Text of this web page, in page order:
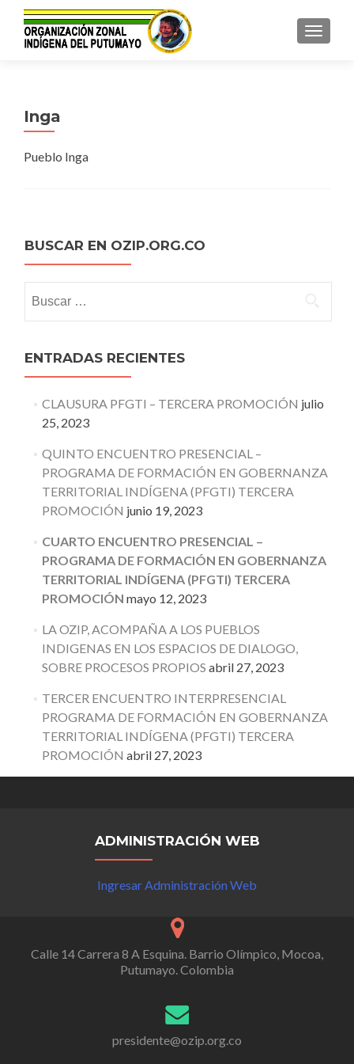
Inga
Pueblo Inga
BUSCAR EN OZIP.ORG.CO
ENTRADAS RECIENTES
CLAUSURA PFGTI – TERCERA PROMOCIÓN julio
25, 2023
QUINTO ENCUENTRO PRESENCIAL –
PROGRAMA DE FORMACIÓN EN GOBERNANZA
TERRITORIAL INDÍGENA (PFGTI) TERCERA
PROMOCIÓN junio 19, 2023
CUARTO ENCUENTRO PRESENCIAL –
PROGRAMA DE FORMACIÓN EN GOBERNANZA
TERRITORIAL INDÍGENA (PFGTI) TERCERA
PROMOCIÓN mayo 12, 2023
LA OZIP, ACOMPAÑA A LOS PUEBLOS
INDIGENAS EN LOS ESPACIOS DE DIALOGO,
SOBRE PROCESOS PROPIOS abril 27, 2023
TERCER ENCUENTRO INTERPRESENCIAL
PROGRAMA DE FORMACIÓN EN GOBERNANZA
TERRITORIAL INDÍGENA (PFGTI) TERCERA
PROMOCIÓN abril 27, 2023
ADMINISTRACIÓN WEB
Ingresar Administración Web
Calle 14 Carrera 8 A Esquina. Barrio Olímpico, Mocoa,
Putumayo. Colombia
presidente@ozip.org.co